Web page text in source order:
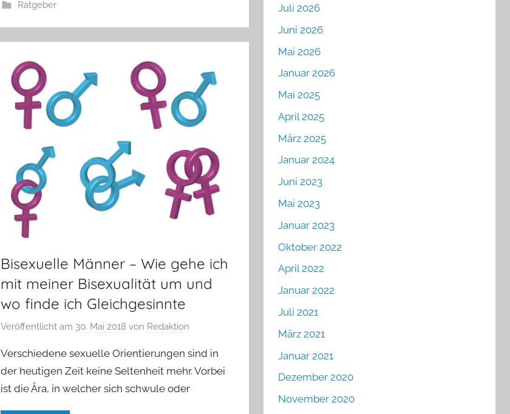
Ratgeber
Bisexuelle Männer – Wie gehe ich
mit meiner Bisexualität um und
wo finde ich Gleichgesinnte
Veröffentlicht am 30. Mai 2018 von Redaktion
Verschiedene sexuelle Orientierungen sind in
der heutigen Zeit keine Seltenheit mehr. Vorbei
ist die Ära, in welcher sich schwule oder
Juli 2026
Juni 2026
Mai 2026
Januar 2026
Mai 2025
April 2025
März 2025
Januar 2024
Juni 2023
Mai 2023
Januar 2023
Oktober 2022
April 2022
Januar 2022
Juli 2021
März 2021
Januar 2021
Dezember 2020
November 2020